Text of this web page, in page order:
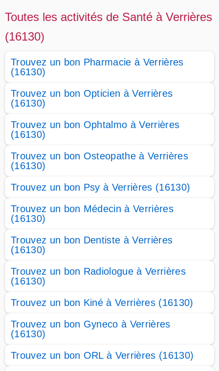
Toutes les activités de Santé à Verrières
(16130)
Trouvez un bon Pharmacie à Verrières
(16130)
Trouvez un bon Opticien à Verrières
(16130)
Trouvez un bon Ophtalmo à Verrières
(16130)
Trouvez un bon Osteopathe à Verrières
(16130)
Trouvez un bon Psy à Verrières (16130)
Trouvez un bon Médecin à Verrières
(16130)
Trouvez un bon Dentiste à Verrières
(16130)
Trouvez un bon Radiologue à Verrières
(16130)
Trouvez un bon Kiné à Verrières (16130)
Trouvez un bon Gyneco à Verrières
(16130)
Trouvez un bon ORL à Verrières (16130)